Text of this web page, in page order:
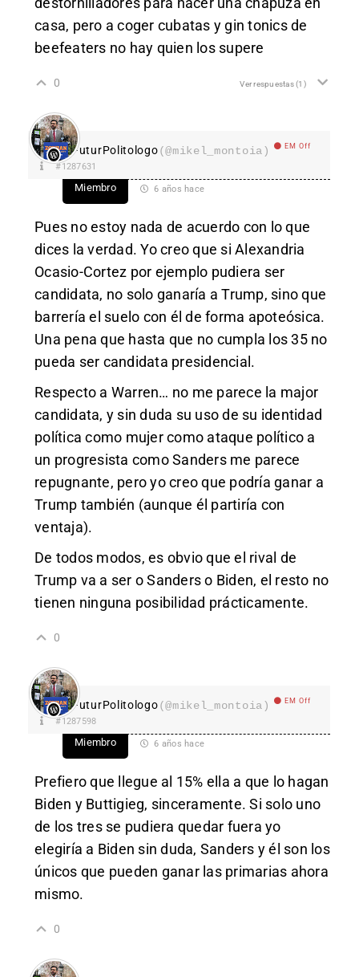
casa, pero a coger cubatas y gin tonics de
beefeaters no hay quien los supere
0 Ver respuestas(1)
FuturPolitologo(@mikel_montoia) EM Off
#1287631
Miembro 6 años hace
Pues no estoy nada de acuerdo con lo que
dices la verdad. Yo creo que si Alexandria
Ocasio-Cortez por ejemplo pudiera ser
candidata, no solo ganaría a Trump, sino que
barrería el suelo con él de forma apoteósica.
Una pena que hasta que no cumpla los 35 no
pueda ser candidata presidencial.
Respecto a Warren… no me parece la major
candidata, y sin duda su uso de su identidad
política como mujer como ataque político a
un progresista como Sanders me parece
repugnante, pero yo creo que podría ganar a
Trump también (aunque él partiría con
ventaja).
De todos modos, es obvio que el rival de
Trump va a ser o Sanders o Biden, el resto no
tienen ninguna posibilidad prácticamente.
0
FuturPolitologo(@mikel_montoia) EM Off
#1287598
Miembro 6 años hace
Prefiero que llegue al 15% ella a que lo hagan
Biden y Buttigieg, sinceramente. Si solo uno
de los tres se pudiera quedar fuera yo
elegiría a Biden sin duda, Sanders y él son los
únicos que pueden ganar las primarias ahora
mismo.
0